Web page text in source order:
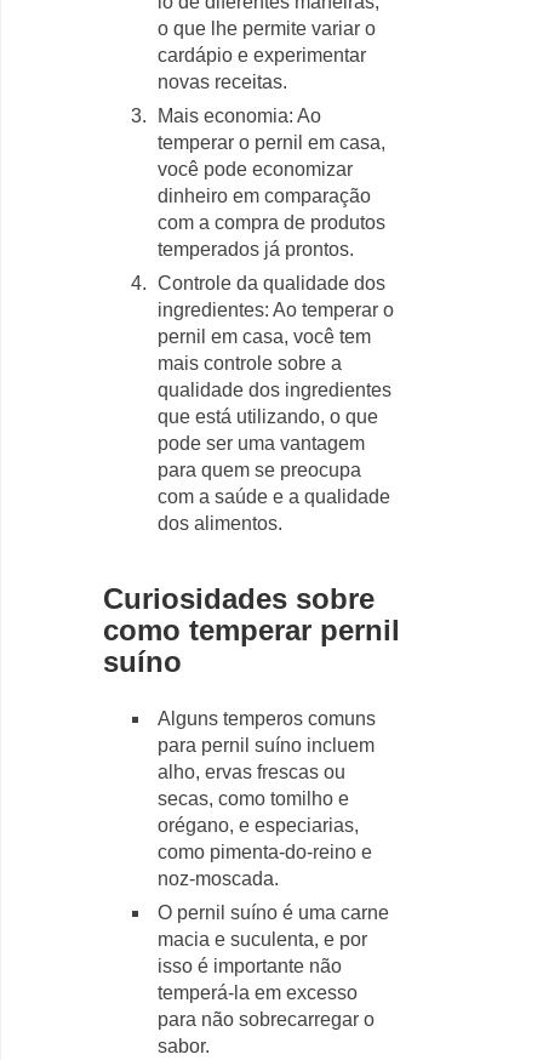
o que lhe permite variar o
cardápio e experimentar
novas receitas.
Mais economia: Ao
temperar o pernil em casa,
você pode economizar
dinheiro em comparação
com a compra de produtos
temperados já prontos.
Controle da qualidade dos
ingredientes: Ao temperar o
pernil em casa, você tem
mais controle sobre a
qualidade dos ingredientes
que está utilizando, o que
pode ser uma vantagem
para quem se preocupa
com a saúde e a qualidade
dos alimentos.
Curiosidades sobre
como temperar pernil
suíno
Alguns temperos comuns
para pernil suíno incluem
alho, ervas frescas ou
secas, como tomilho e
orégano, e especiarias,
como pimenta-do-reino e
noz-moscada.
O pernil suíno é uma carne
macia e suculenta, e por
isso é importante não
temperá-la em excesso
para não sobrecarregar o
sabor.